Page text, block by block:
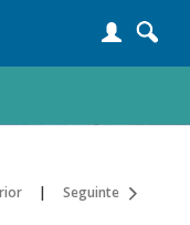
| Seguinte